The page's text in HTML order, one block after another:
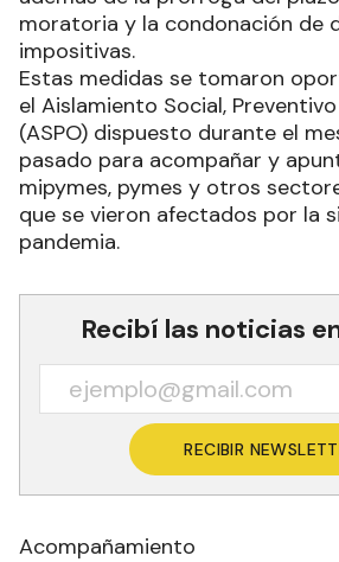
moratoria y la condonación de
impositivas.
Estas medidas se tomaron
el Aislamiento Social,
(ASPO) dispuesto durante el
pasado para acompañar y
mipymes, pymes y otros
que se vieron afectados por la
pandemia.
Recibí las noticias
RECIBIR
Acompañamiento